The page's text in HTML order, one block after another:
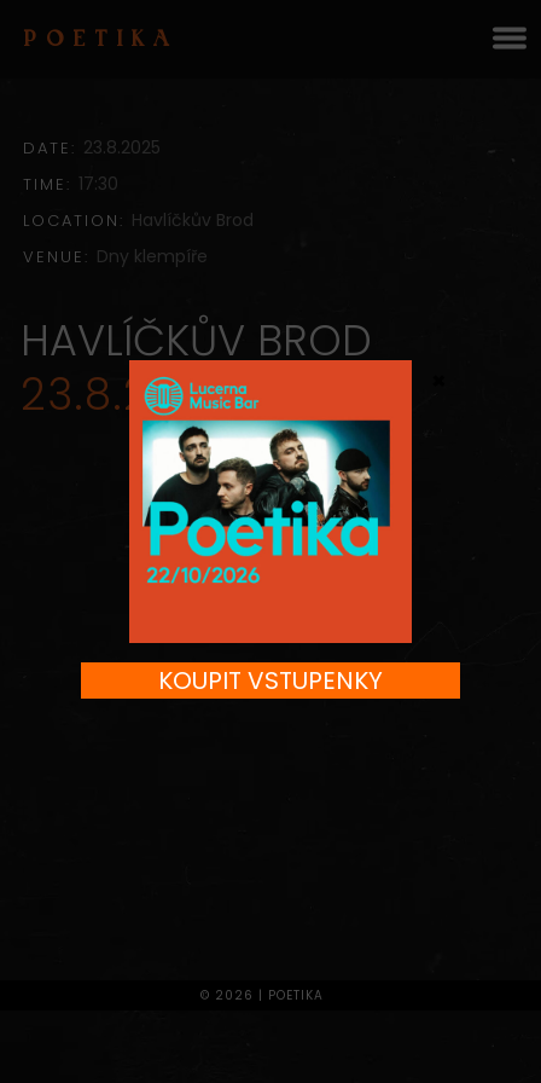
POETIKA
DATE: 23.8.2025
TIME: 17:30
LOCATION: Havlíčkův Brod
VENUE: Dny klempíře
HAVLÍČKŮV BROD
23.8.2025
© 2026 | POETIKA
KOUPIT VSTUPENKY